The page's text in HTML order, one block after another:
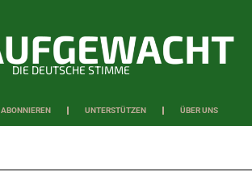
DIE DEUTSCHE STIMME
ABONNIEREN UNTERSTÜTZEN ÜBER UNS